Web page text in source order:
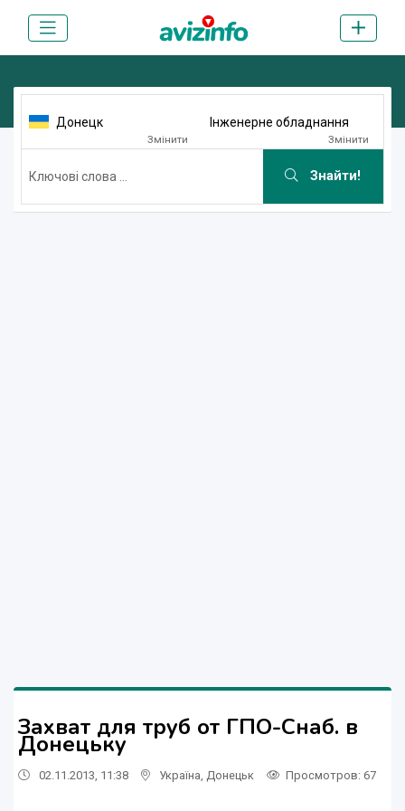
Донецк
Змінити
Інженерне обладнання
Змінити
Знайти!
Захват для труб от ГПО-Снаб. в
Донецьку
02.11.2013, 11:38 Україна Донецьк Просмотров: 67